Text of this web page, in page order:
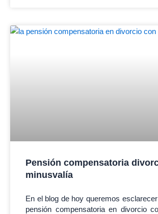
Pensión compensatoria
minusvalía
En el blog de hoy queremos
pensión compensatoria en divorcio